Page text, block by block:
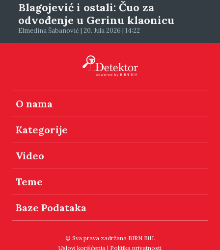
Blagojević i ostali: Čuo za
odvođenje u Gerinu klaonicu
Elmedina Šabanović | 20. Jula 2026 | 14:22
O nama
Kategorije
Video
Teme
Baze Podataka
© Sva prava zadržana BIRN BiH.
Uslovi korišćenja | Politika privatnosti